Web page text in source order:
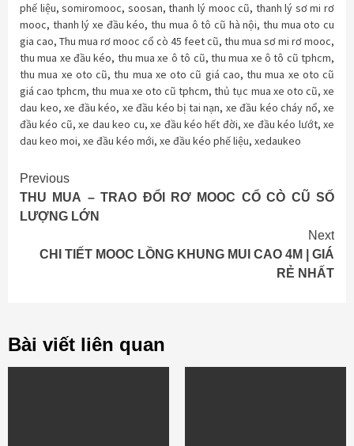
phế liệu,somiromooc, soosan,thanh lý mooc cũ, thanh lý sơ mi rơ
mooc, thanh lý xe đầu kéo,thu mua ô tô cũ hà nội, thu mua oto cu
gia cao, Thu mua rơ mooc cổ cò 45 feet cũ, thu mua sơ mi rơ mooc,
thu mua xe đầu kéo, thu mua xe ô tô cũ, thu mua xe ô tô cũ tphcm,
thu mua xe oto cũ,thu mua xe oto cũ giá cao, thu mua xe oto cũ
giá cao tphcm,thu mua xe oto cũ tphcm,thủ tục mua xe oto cũ,xe
dau keo, xe đầu kéo, xe đầu kéo bị tai nạn, xe đầu kéo cháy nổ, xe
đầu kéo cũ,xe dau keo cu,xe đầu kéo hết đời,xe đầu kéo lướt, xe
dau keo moi, xe đầu kéo mới, xe đầu kéo phế liệu, xedaukeo
Continue
Reading
Previous
THU MUA – TRAO ĐỔI RƠ MOOC CỔ CÒ CŨ SỐ
LƯỢNG LỚN
Next
CHI TIẾT MOOC LỒNG KHUNG MUI CAO 4M | GIÁ
RẺ NHẤT
Bài viết liên quan